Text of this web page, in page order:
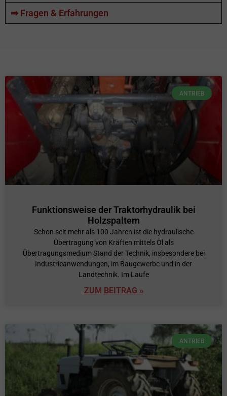
➡ Fragen & Erfahrungen
ANTRIEB
Funktionsweise der Traktorhydraulik bei
Holzspaltern
Schon seit mehr als 100 Jahren ist die hydraulische
Übertragung von Kräften mittels Öl als
Übertragungsmedium Stand der Technik, insbesondere bei
Industrieanwendungen, im Baugewerbe und in der
Landtechnik. Im Laufe
ZUM BEITRAG »
ANTRIEB